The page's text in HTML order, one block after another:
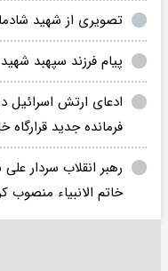
تصویری از شهید
پیام فرزند سپهبد
ادعای ارتش اسرائیل
فرمانده جدید قرارگاه
رهبر انقلاب سردار
خاتم الانبیاء منصوب